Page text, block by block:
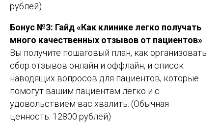
рублей)
Бонус №3: Гайд «Как клинике легко получать
много качественных отзывов от пациентов»
Вы получите пошаговый план, как организовать
сбор отзывов онлайн и оффлайн, и список
наводящих вопросов для пациентов, которые
помогут вашим пациентам легко и с
удовольствием вас хвалить. (Обычная
ценность: 12800 рублей)